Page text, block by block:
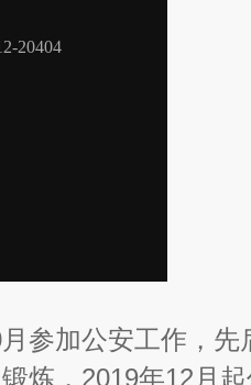
参加公安工作，先
炼，2019年12月